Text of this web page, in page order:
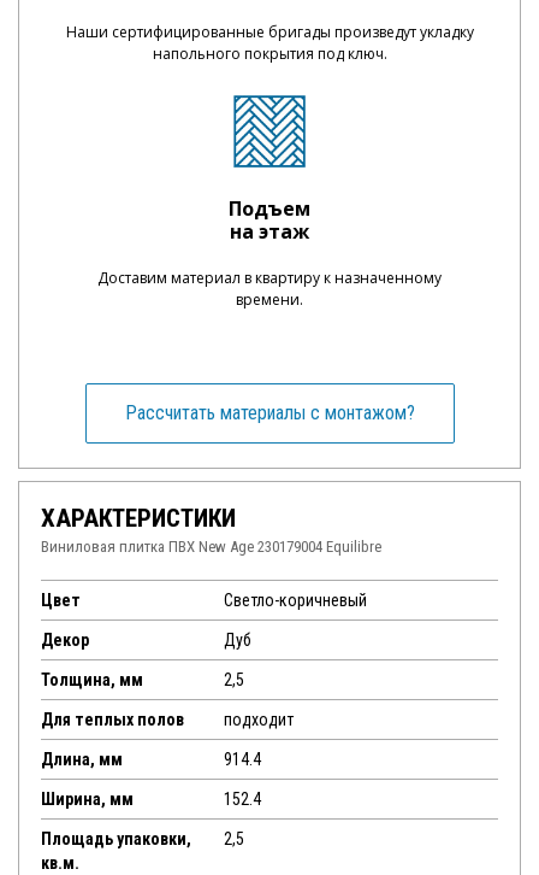
Наши сертифицированные бригады произведут укладку
напольного покрытия под ключ.
Подъем
на этаж
Доставим материал в квартиру к назначенному
времени.
Рассчитать материалы с монтажом?
ХАРАКТЕРИСТИКИ
Виниловая плитка ПВХ New Age 230179004 Equilibre
Цвет Светло-коричневый
Декор Дуб
Толщина, мм 2,5
Для теплых полов подходит
Длина, мм 914.4
Ширина, мм 152.4
Площадь упаковки,
кв.м.
2,5